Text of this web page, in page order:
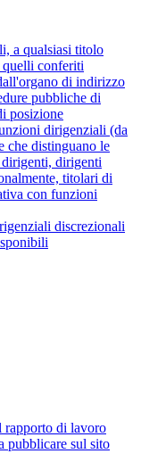
a qualsiasi titolo
conferiti
di indirizzo
pubbliche di
posizione
dirigenziali (da
che distinguano le
dirigenti
titolari di
con funzioni
discrezionali
rapporto di lavoro
pubblicare sul sito